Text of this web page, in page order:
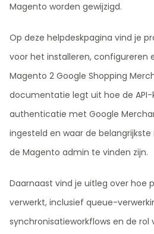
Magento worden gewijzigd.
Op deze helpdeskpagina vind je
voor het installeren, configureren
Magento 2 Google Shopping
documentatie legt uit hoe de API-
authenticatie met Google
ingesteld en waar de
de Magento admin te vinden zijn.
Daarnaast vind je uitleg over hoe
verwerkt, inclusief queue-
synchronisatieworkflows en de rol